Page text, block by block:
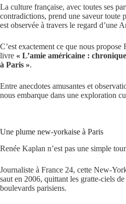
La culture française, avec toutes ses
contradictions, prend une saveur toute
est observée à travers le regard d’une
C’est exactement ce que nous propose
livre « L’amie américaine :
à Paris ».
Entre anecdotes amusantes et
nous embarque dans une exploration
Une plume new-yorkaise à Paris
Renée Kaplan n’est pas une simple
Journaliste à France 24, cette New-
saut en 2006, quittant les gratte-ciels
boulevards parisiens.